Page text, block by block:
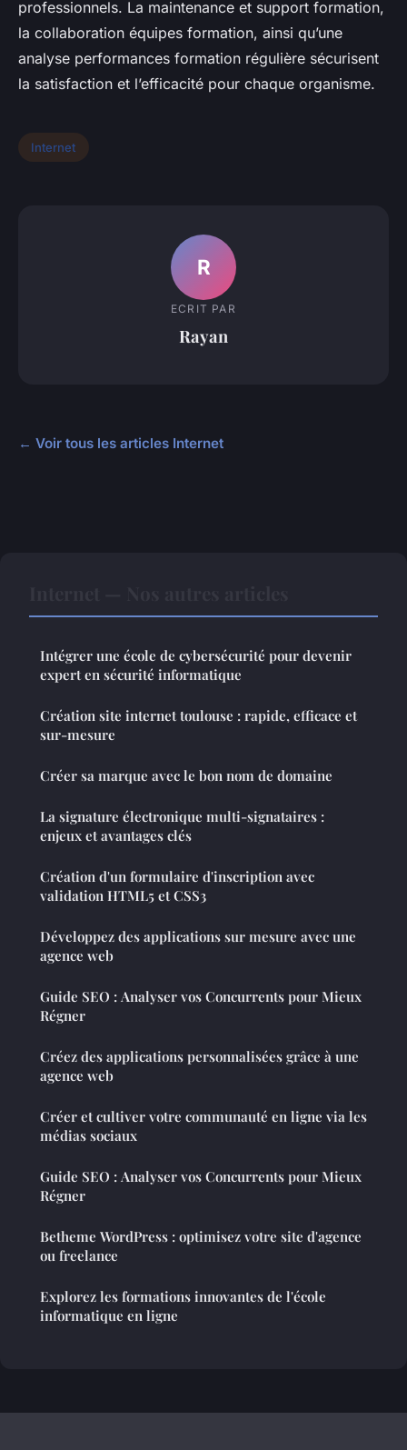
professionnels. La maintenance et support formation,
la collaboration équipes formation, ainsi qu’une
analyse performances formation régulière sécurisent
la satisfaction et l’efficacité pour chaque organisme.
Internet
R
ECRIT PAR
Rayan
← Voir tous les articles Internet
Intégrer une école de cybersécurité pour devenir
expert en sécurité informatique
Création site internet toulouse : rapide, efficace et
sur-mesure
Créer sa marque avec le bon nom de domaine
La signature électronique multi-signataires :
enjeux et avantages clés
Création d'un formulaire d'inscription avec
validation HTML5 et CSS3
Développez des applications sur mesure avec une
agence web
Guide SEO : Analyser vos Concurrents pour Mieux
Régner
Créez des applications personnalisées grâce à une
agence web
Créer et cultiver votre communauté en ligne via les
médias sociaux
Guide SEO : Analyser vos Concurrents pour Mieux
Régner
Betheme WordPress : optimisez votre site d'agence
ou freelance
Explorez les formations innovantes de l'école
informatique en ligne